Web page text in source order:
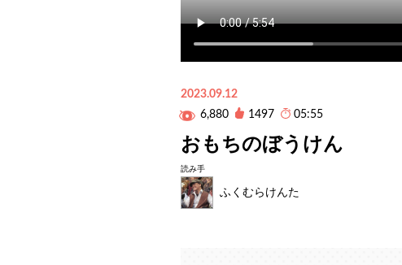
2023.09.12
6,880
1497 05:55
おもちのぼうけん
読み手
ふくむらけんた